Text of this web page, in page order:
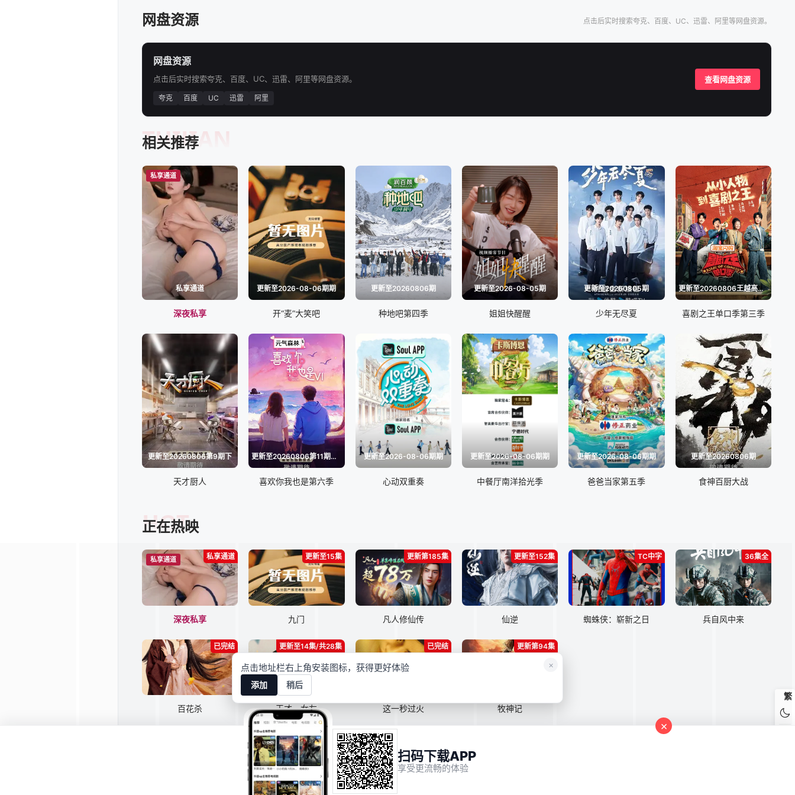
网盘资源 点击后实时搜索夸克、百度、UC、迅雷、阿里等网盘资源。
网盘资源
点击后实时搜索夸克、百度、UC、迅雷、阿里等网盘资源。
夸克 百度 UC 迅雷 阿里
查看网盘资源
相关推荐
TUIJIAN
私享通道
私享通道
深夜私享
更新至2026-08-06期期
开“麦”大笑吧
更新至20260806期
种地吧第四季
更新至2026-08-05期
姐姐快醒醒
更新至20260805期
少年无尽夏
更新至20260806王越高光纯享打包看
喜剧之王单口季第三季
更新至20260806第9期下
天才厨人
更新至20260806第11期尝鲜
喜欢你我也是第六季
更新至2026-08-06期期
心动双重奏
更新至2026-08-06期期
中餐厅南洋拾光季
更新至2026-08-06期期
爸爸当家第五季
更新至20260806期
食神百厨大战
正在热映
HOT
私享通道 私享通道
深夜私享
更新至15集
九门
更新第185集
凡人修仙传
更新至152集
仙逆
TC中字
蜘蛛侠：崭新之日
36集全
兵自风中来
已完结
百花杀
更新至14集/共28集
天才，女友
已完结
这一秒过火
更新第94集
牧神记
扫码下载APP
享受更流畅的体验
×
繁
RSS Baidu
映像星球本站所有内容均来自互联网分享站点所提供的公开引用资源，未提供资源上传、存储服务。
×
点击地址栏右上角安装图标，获得更好体验
添加 稍后